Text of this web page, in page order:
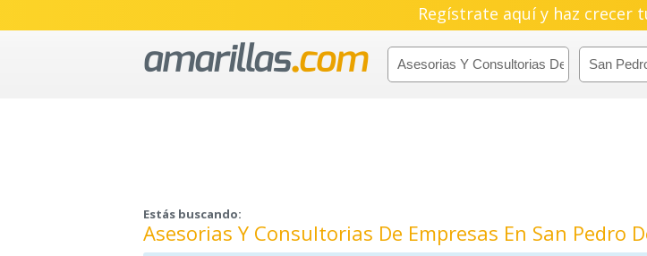
Regístrate aquí y haz crecer
Estás buscando:
Asesorias Y Consultorias De Empresas En San Pedro